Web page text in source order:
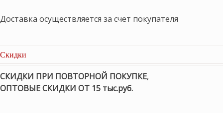
Доставка осуществляется за счет покупателя
Скидки
СКИДКИ ПРИ ПОВТОРНОЙ ПОКУПКЕ,
ОПТОВЫЕ СКИДКИ ОТ 15 тыс.руб.